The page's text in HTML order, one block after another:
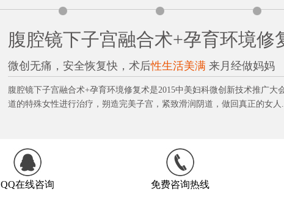
腹腔镜下子宫融合术+孕育环境修
微创无痛，安全恢复快，术后性生活美满 来月经做妈妈
腹腔镜下子宫融合术+孕育环境修复术是2015中美妇科微创新技术推广大
道的特殊女性进行治疗，朔造完美子宫，紧致滑润阴道，做回真正的女人
QQ在线咨询 免费咨询热线